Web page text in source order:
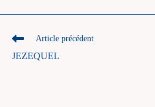
Read
articles
Article précédent
JEZEQUEL